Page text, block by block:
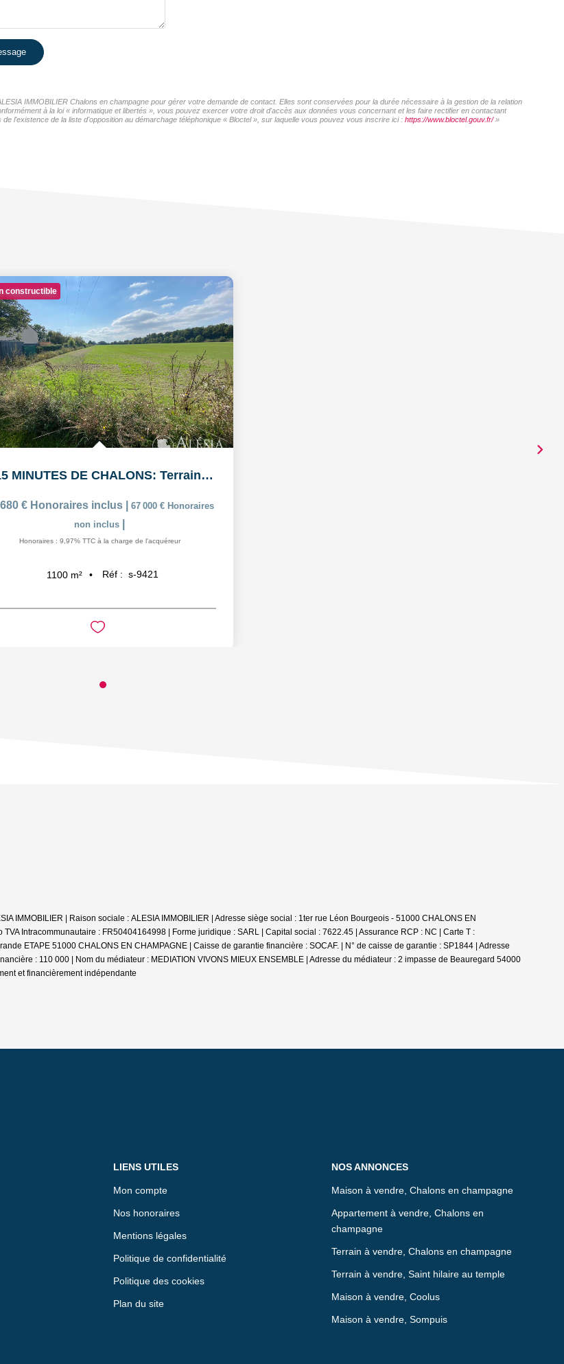
IMMOBILIER Chalons en champagne pour gérer votre demande de contact. Elles sont conservées pour la durée nécessaire à la gestion de la relation
à la loi « informatique et libertés », vous pouvez exercer votre droit d'accès aux données vous concernant et les faire rectifier en contactant
l'existence de la liste d'opposition au démarchage téléphonique « Bloctel », sur laquelle vous pouvez vous inscrire ici : https://www.bloctel.gouv.fr/»
constructible
A 15 MINUTES DE CHALONS: Terrain à bâtir viabilisé de...
€ Honoraires inclus 67 000 € Honoraires
non inclus
Honoraires : 9,97% TTC à la charge de l'acquéreur
1100 m² Réf : s-9421
IMMOBILIER | Raison sociale : ALESIA IMMOBILIER | Adresse siège social : 1ter rue Léon Bourgeois - 51000 CHALONS EN
Intracommunautaire : FR50404164998 | Forme juridique : SARL | Capital social : 7622.45 | Assurance RCP : NC | Carte T :
ETAPE 51000 CHALONS EN CHAMPAGNE | Caisse de garantie financière : SOCAF. | N° de caisse de garantie : SP1844 | Adresse
: 110 000 | Nom du médiateur : MEDIATION VIVONS MIEUX ENSEMBLE | Adresse du médiateur : 2 impasse de Beauregard 54000
et financièrement indépendante
LIENS UTILES
Mon compte
Nos honoraires
Mentions légales
Politique de confidentialité
Politique des cookies
Plan du site
NOS ANNONCES
Maison à vendre, Chalons en champagne
Appartement à vendre, Chalons en
champagne
Terrain à vendre, Chalons en champagne
Terrain à vendre, Saint hilaire au temple
Maison à vendre, Coolus
Maison à vendre, Sompuis